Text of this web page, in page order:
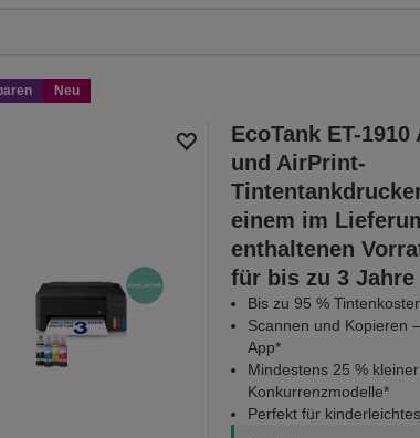
Neu
EcoTank ET-1910
und AirPrint-
einem im
enthaltenen
für bis zu 3 Jahre
Bis zu 95 %
Scannen und Kopieren
App*
Mindestens 25 %
Konkurrenzmodelle*
Perfekt für